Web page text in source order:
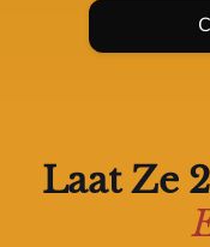
Laat Ze